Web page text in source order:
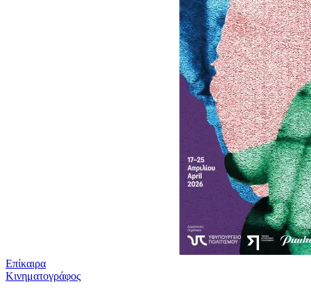
Επίκαιρα
Κινηματογράφος